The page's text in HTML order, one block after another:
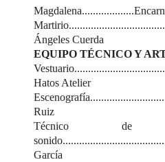
Ángeles Cuerda
EQUIPO TÉCNICO Y
Hatos Atelier
Ruiz
Técnico
García